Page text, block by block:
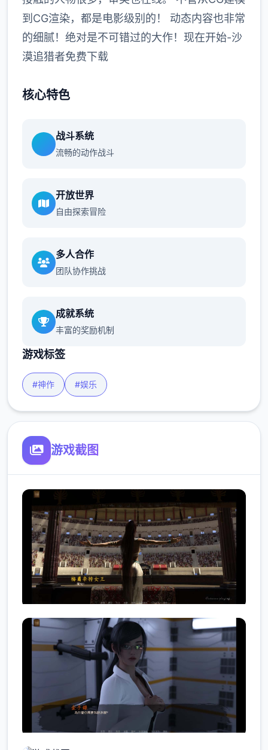
到CG渲染，都是电影级别的！ 动态内容也非常
的细腻！绝对是不可错过的大作！现在开始-沙
漠追猎者免费下载
核心特色
战斗系统
流畅的动作战斗
开放世界
自由探索冒险
多人合作
团队协作挑战
成就系统
丰富的奖励机制
游戏标签
#神作 #娱乐
游戏截图